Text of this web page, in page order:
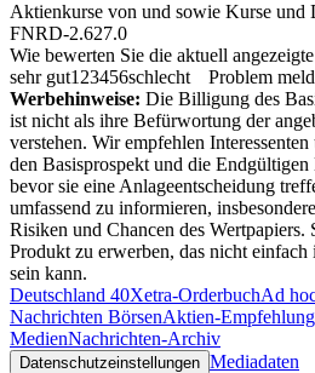
Aktienkurse von und sowie Kurse und
FNRD-2.627.0
Wie bewerten Sie die aktuell
sehr gut1 23456schlecht
Problem
Werbehinweise: Die Billigung des
ist nicht als ihre Befürwortung der
verstehen. Wir empfehlen
den Basisprospekt und die Endgültigen
bevor sie eine Anlageentscheidung
umfassend zu informieren,
Risiken und Chancen des
Produkt zu erwerben, das nicht einfach
sein kann.
Deutschland 40Xetra-OrderbuchAd
Nachrichten BörsenAktien-
MedienNachrichten-Archiv
Datenschutzeinstellungen Mediadaten